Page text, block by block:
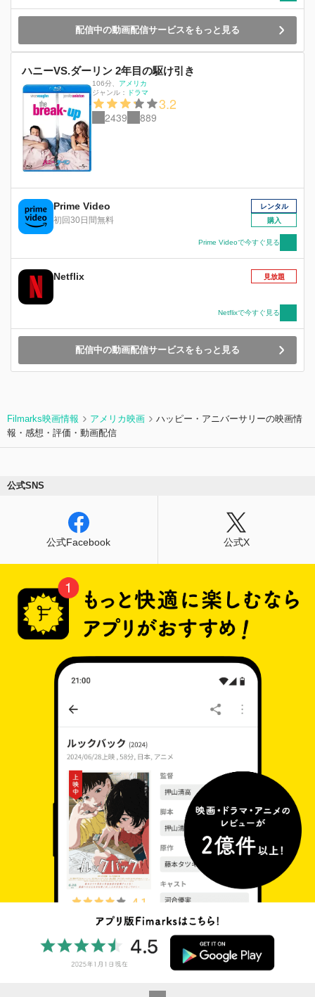
配信中の動画配信サービスをもっと見る
ハニーVS.ダーリン 2年目の駆け引き
106分
アメリカ
ジャンル：
ドラマ
3.2
2439 889
Prime Video
初回30日間無料
レンタル
購入
Prime Videoで今すぐ見る
Netflix 見放題
Netflixで今すぐ見る
配信中の動画配信サービスをもっと見る
Filmarks映画情報 アメリカ映画
ハッピー・アニバーサリーの映画情
報・感想・評価・動画配信
公式SNS
公式Facebook 公式X